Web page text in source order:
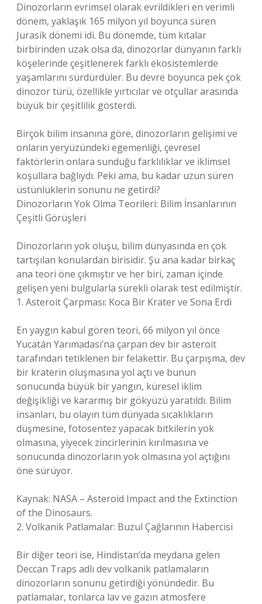
Dinozorların evrimsel olarak evrildikleri en verimli
dönem, yaklaşık 165 milyon yıl boyunca süren
Jurasik dönemi idi. Bu dönemde, tüm kıtalar
birbirinden uzak olsa da, dinozorlar dünyanın farklı
köşelerinde çeşitlenerek farklı ekosistemlerde
yaşamlarını sürdürdüler. Bu devre boyunca pek çok
dinozor türü, özellikle yırtıcılar ve otçullar arasında
büyük bir çeşitlilik gösterdi.
Birçok bilim insanına göre, dinozorların gelişimi ve
onların yeryüzündeki egemenliği, çevresel
faktörlerin onlara sunduğu farklılıklar ve iklimsel
koşullara bağlıydı. Peki ama, bu kadar uzun süren
üstünlüklerin sonunu ne getirdi?
Dinozorların Yok Olma Teorileri: Bilim İnsanlarının
Çeşitli Görüşleri
Dinozorların yok oluşu, bilim dünyasında en çok
tartışılan konulardan birisidir. Şu ana kadar birkaç
ana teori öne çıkmıştır ve her biri, zaman içinde
gelişen yeni bulgularla sürekli olarak test edilmiştir.
1. Asteroit Çarpması: Koca Bir Krater ve Sona Erdi
En yaygın kabul gören teori, 66 milyon yıl önce
Yucatán Yarımadası’na çarpan dev bir asteroit
tarafından tetiklenen bir felakettir. Bu çarpışma, dev
bir kraterin oluşmasına yol açtı ve bunun
sonucunda büyük bir yangın, küresel iklim
değişikliği ve kararmış bir gökyüzü yaratıldı. Bilim
insanları, bu olayın tüm dünyada sıcaklıkların
düşmesine, fotosentez yapacak bitkilerin yok
olmasına, yiyecek zincirlerinin kırılmasına ve
sonucunda dinozorların yok olmasına yol açtığını
öne sürüyor.
Kaynak: NASA – Asteroid Impact and the Extinction
of the Dinosaurs.
2. Volkanik Patlamalar: Buzul Çağlarının Habercisi
Bir diğer teori ise, Hindistan’da meydana gelen
Deccan Traps adlı dev volkanik patlamaların
dinozorların sonunu getirdiği yönündedir. Bu
patlamalar, tonlarca lav ve gazın atmosfere